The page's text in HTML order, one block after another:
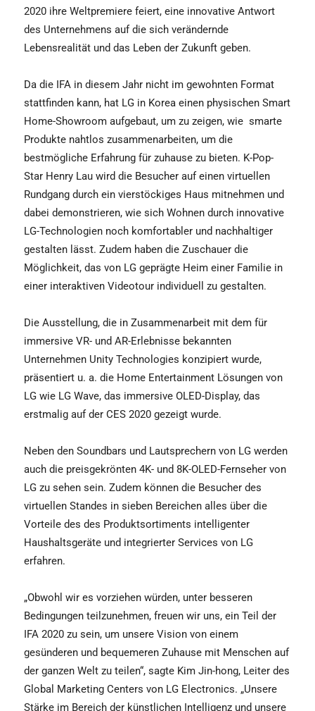
2020 ihre Weltpremiere feiert, eine innovative Antwort
des Unternehmens auf die sich verändernde
Lebensrealität und das Leben der Zukunft geben.
Da die IFA in diesem Jahr nicht im gewohnten Format
stattfinden kann, hat LG in Korea einen physischen Smart
Home-Showroom aufgebaut, um zu zeigen, wie smarte
Produkte nahtlos zusammenarbeiten, um die
bestmögliche Erfahrung für zuhause zu bieten. K-Pop-
Star Henry Lau wird die Besucher auf einen virtuellen
Rundgang durch ein vierstöckiges Haus mitnehmen und
dabei demonstrieren, wie sich Wohnen durch innovative
LG-Technologien noch komfortabler und nachhaltiger
gestalten lässt. Zudem haben die Zuschauer die
Möglichkeit, das von LG geprägte Heim einer Familie in
einer interaktiven Videotour individuell zu gestalten.
Die Ausstellung, die in Zusammenarbeit mit dem für
immersive VR- und AR-Erlebnisse bekannten
Unternehmen Unity Technologies konzipiert wurde,
präsentiert u. a. die Home Entertainment Lösungen von
LG wie LG Wave, das immersive OLED-Display, das
erstmalig auf der CES 2020 gezeigt wurde.
Neben den Soundbars und Lautsprechern von LG werden
auch die preisgekrönten 4K- und 8K-OLED-Fernseher von
LG zu sehen sein. Zudem können die Besucher des
virtuellen Standes in sieben Bereichen alles über die
Vorteile des des Produktsortiments intelligenter
Haushaltsgeräte und integrierter Services von LG
erfahren.
„Obwohl wir es vorziehen würden, unter besseren
Bedingungen teilzunehmen, freuen wir uns, ein Teil der
IFA 2020 zu sein, um unsere Vision von einem
gesünderen und bequemeren Zuhause mit Menschen auf
der ganzen Welt zu teilen“, sagte Kim Jin-hong, Leiter des
Global Marketing Centers von LG Electronics. „Unsere
Stärke im Bereich der künstlichen Intelligenz und unsere